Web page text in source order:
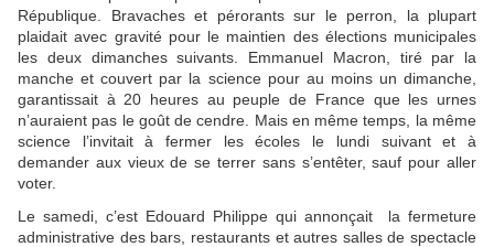
République. Bravaches et pérorants sur le perron, la plupart
plaidait avec gravité pour le maintien des élections municipales
les deux dimanches suivants. Emmanuel Macron, tiré par la
manche et couvert par la science pour au moins un dimanche,
garantissait à 20 heures au peuple de France que les urnes
n’auraient pas le goût de cendre. Mais en même temps, la même
science l’invitait à fermer les écoles le lundi suivant et à
demander aux vieux de se terrer sans s’entêter, sauf pour aller
voter.
Le samedi, c’est Edouard Philippe qui annonçait la fermeture
administrative des bars, restaurants et autres salles de spectacle